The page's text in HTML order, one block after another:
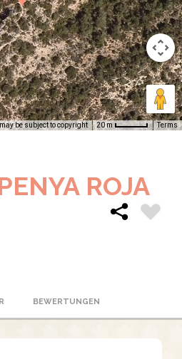
be subject to copyright 20 m Terms
ROJA
BEWERTUNGEN